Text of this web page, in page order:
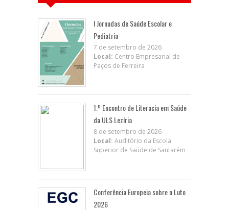
I Jornadas de Saúde Escolar e
Pediatria
7 de setembro de 2026
Local: Centro Empresarial de
Paços de Ferreira
1.º Encontro de Literacia em Saúde
da ULS Lezíria
8 de setembro de 2026
Local: Auditório da Escola
Superior de Saúde de Santarém
Conferência Europeia sobre o Luto
2026